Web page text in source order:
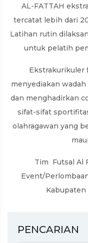
AL-FATTAH
tercatat lebih dari
Latihan rutin
untuk pelatih
Ekstrakurikuler
menyediakan
dan menghadirkan
sifat-sifat
olahragawan yang
Tim Futsal Al
Event/
PENCARIAN